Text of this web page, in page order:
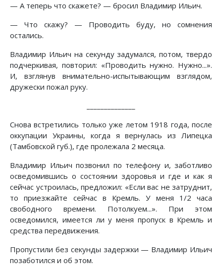
— А теперь что скажете? — бросил Владимир Ильич.
— Что скажу? — Проводить буду, но сомнения
остались.
Владимир Ильич на секунду задумался, потом, твердо
подчеркивая, повторил: «Проводить нужно. Нужно...».
И, взглянув внимательно-испытывающим взглядом,
дружески пожал руку.
Снова встретились только уже летом 1918 года, после
оккупации Украины, когда я вернулась из Липецка
(Тамбовской губ.), где пролежала 2 месяца.
Владимир Ильич позвонил по телефону и, заботливо
осведомившись о состоянии здоровья и где и как я
сейчас устроилась, предложил: «Если вас не затруднит,
то приезжайте сейчас в Кремль. У меня 1/2 часа
свободного времени. Потолкуем...». При этом
осведомился, имеется ли у меня пропуск в Кремль и
средства передвижения.
Пропустили без секунды задержки — Владимир Ильич
позаботился и об этом.